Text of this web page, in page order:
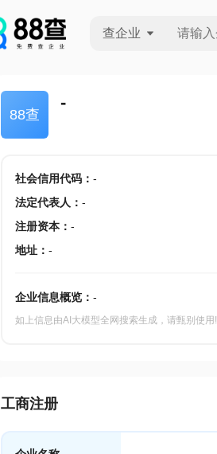
查企业
88查
-
社会信用代码： -
法定代表人 ： -
注册资本： -
地址： -
企业信息概览： -
如上信息由AI大模型全网搜索生成，请甄别使用!
工商注册